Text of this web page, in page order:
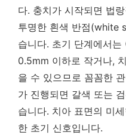
다. 충치가 시작되면 법
투명한 흰색 반점(white
습니다. 초기 단계에서
0.5mm 이하로 작거나,
을 수 있으므로 꼼꼼한
가 진행되면 갈색 또는
습니다. 치아 표면의 미
한 초기 신호입니다.